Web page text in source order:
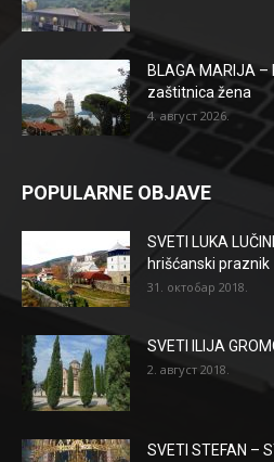
BLAGA MARIJA
zaštitnica žena
4. август 2026.
POPULARNE OBJAVE
SVETI LUKA
hrišćanski praznik
31. октобар 2018.
SVETI ILIJA
2. август 2018.
SVETI STEFAN –